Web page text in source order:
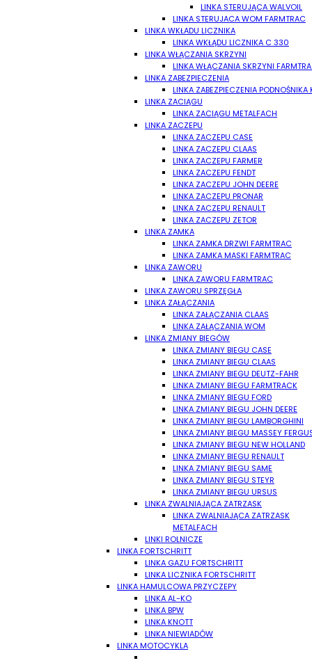
LINKA STERUJĄCA WALVOIL
LINKA STERUJACA WOM FARMTRAC
LINKA WKŁADU LICZNIKA
LINKA WKŁĄDU LICZNIKA C 330
LINKA WŁĄCZANIA SKRZYNI
LINKA WŁĄCZANIA SKRZYNI
LINKA ZABEZPIECZENIA
LINKA ZABEZPIECZENIA PODNOŚNIKA
LINKA ZACIĄGU
LINKA ZACIĄGU METALFACH
LINKA ZACZEPU
LINKA ZACZEPU CASE
LINKA ZACZEPU CLAAS
LINKA ZACZEPU FARMER
LINKA ZACZEPU FENDT
LINKA ZACZEPU JOHN DEERE
LINKA ZACZEPU PRONAR
LINKA ZACZEPU RENAULT
LINKA ZACZEPU ZETOR
LINKA ZAMKA
LINKA ZAMKA DRZWI FARMTRAC
LINKA ZAMKA MASKI FARMTRAC
LINKA ZAWORU
LINKA ZAWORU FARMTRAC
LINKA ZAWORU SPRZĘGŁA
LINKA ZAŁĄCZANIA
LINKA ZAŁĄCZANIA CLAAS
LINKA ZAŁĄCZANIA WOM
LINKA ZMIANY BIEGÓW
LINKA ZMIANY BIEGU CASE
LINKA ZMIANY BIEGU CLAAS
LINKA ZMIANY BIEGU DEUTZ-FAHR
LINKA ZMIANY BIEGU FARMTRACK
LINKA ZMIANY BIEGU FORD
LINKA ZMIANY BIEGU JOHN DEERE
LINKA ZMIANY BIEGU LAMBORGHINI
LINKA ZMIANY BIEGU MASSEY
LINKA ZMIANY BIEGU NEW HOLLAND
LINKA ZMIANY BIEGU RENAULT
LINKA ZMIANY BIEGU SAME
LINKA ZMIANY BIEGU STEYR
LINKA ZMIANY BIEGU URSUS
LINKA ZWALNIAJĄCA ZATRZASK
LINKA ZWALNIAJĄCA ZATRZASK
METALFACH
LINKI ROLNICZE
LINKA FORTSCHRITT
LINKA GAZU FORTSCHRITT
LINKA LICZNIKA FORTSCHRITT
LINKA HAMULCOWA PRZYCZEPY
LINKA AL-KO
LINKA BPW
LINKA KNOTT
LINKA NIEWIADÓW
LINKA MOTOCYKLA